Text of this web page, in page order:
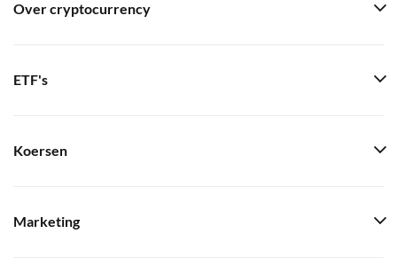
Over cryptocurrency
ETF's
Koersen
Marketing